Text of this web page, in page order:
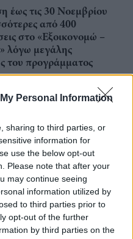
Personal Information
sharing to third parties, or
information for
use the below opt-out
Please note that after your
may continue seeing
information utilized by
to third parties prior to
opt-out of the further
by third parties on the
έως τις 30 Νοεμβρίου
από 400
στο «Εξοικονομώ –
λόγω μεγάλης
του προγράμματος
Στην κατοχή της το
εκατ. ευρώ
και Novibet
τη συνεργασία τους